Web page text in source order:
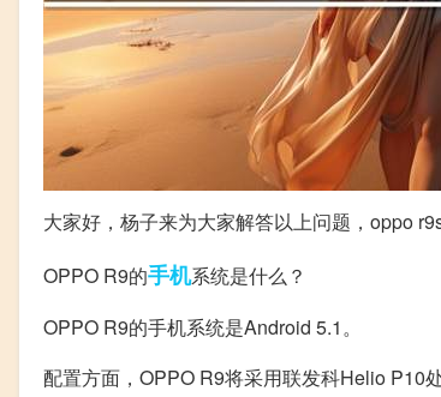
大家好，杨子来为大家解答以上问题，oppo
OPPO R9的手机系统是什么？
OPPO R9的手机系统是Android 5.1。
配置方面，OPPO R9将采用联发科Helio P10